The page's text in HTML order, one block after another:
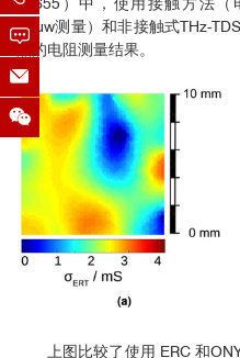
Pauw测量）和非接触式THz-
品的电阻测量结果。
上图比较了使用 ERC 和